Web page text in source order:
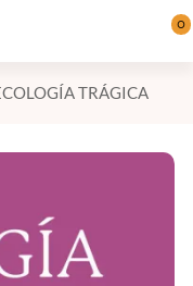
0
TRÁGICA